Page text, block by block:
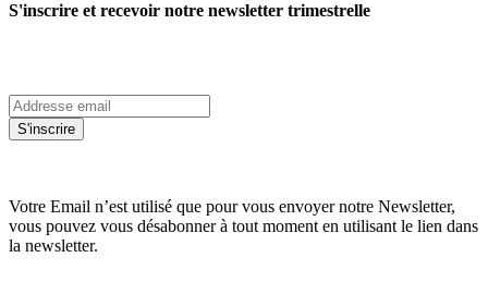
S'inscrire et recevoir notre newsletter trimestrelle
S'inscrire
Votre Email n’est utilisé que pour vous envoyer notre Newsletter,
vous pouvez vous désabonner à tout moment en utilisant le lien dans
la newsletter.